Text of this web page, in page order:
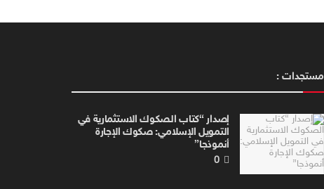
مستجدات :
إصدار “كتاب الصكوك الاستثمارية في
التمويل الإسلامي: صكوك الإجارة
أنموذجا”